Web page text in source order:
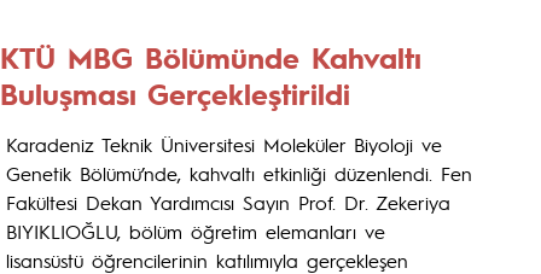
KTÜ MBG Bölümünde Kahvaltı
Buluşması Gerçekleştirildi
Karadeniz Teknik Üniversitesi Moleküler Biyoloji ve
Genetik Bölümü’nde, kahvaltı etkinliği düzenlendi. Fen
Fakültesi Dekan Yardımcısı Sayın Prof. Dr. Zekeriya
BIYIKLIOĞLU, bölüm öğretim elemanları ve
lisansüstü öğrencilerinin katılımıyla gerçekleşen